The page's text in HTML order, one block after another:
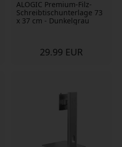
ALOGIC Premium-Filz-
Schreibtischunterlage 73
x 37 cm - Dunkelgrau
29.99 EUR